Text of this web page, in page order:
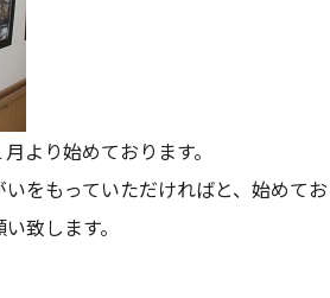
より始めております。
をもっていただければと、始めて
致します。